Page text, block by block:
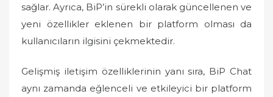
sağlar. Ayrıca, BiP’in sürekli olarak güncellenen ve
yeni özellikler eklenen bir platform olması da
kullanıcıların ilgisini çekmektedir.
Gelişmiş iletişim özelliklerinin yanı sıra, BiP Chat
aynı zamanda eğlenceli ve etkileyici bir platform